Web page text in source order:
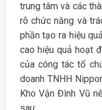
trung tâm và các
rõ chức năng và
phần tạo ra hiệu
cao hiệu quả hoạt
của công tác tổ
doanh TNHH
Kho Vận Đình Vũ